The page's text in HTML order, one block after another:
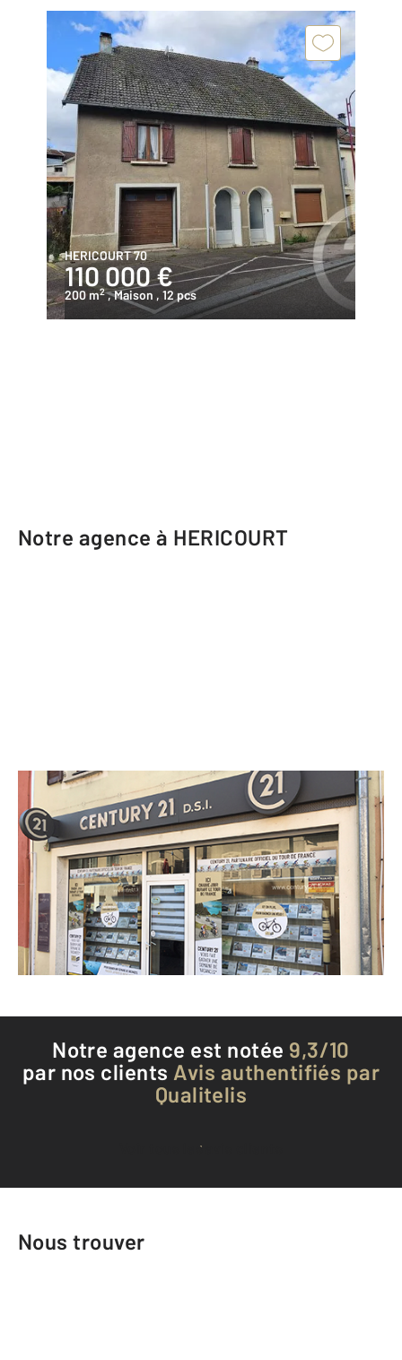
HERICOURT 70
110 000 €
200 m2 , Maison , 12 pcs
Notre agence à HERICOURT
CENTURY 21 D.S.I.
47 rue du Général de Gaulle
HERICOURT - 70400
Envoyer un message
Téléphoner à l'agence
Notre agence est notée 9,3/10
par nos clients Avis authentifiés par
Qualitelis
Voir tous les avis clients
Nous trouver